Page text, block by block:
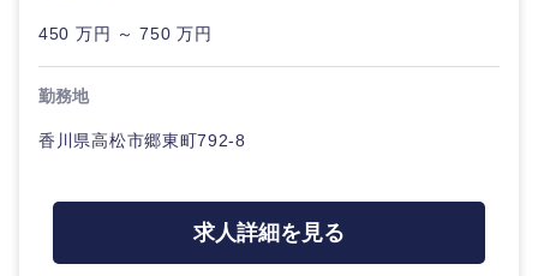
450 万円 ～ 750 万円
勤務地
香川県高松市郷東町792-8
求人詳細を見る